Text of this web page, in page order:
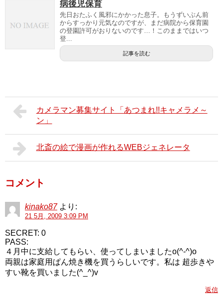
病後児保育
先日おたふく風邪にかかった息子。もうずいぶん前
からすっかり元気なのですが、まだ病院から保育園
の登園許可がおりないのです…！このままではいつ
登...
記事を読む
カメラマン募集サイト「あつまれ!!キャメラメ～
ン」
北斎の絵で漫画が作れるWEBジェネレータ
コメント
kinako87 より:
21 5月, 2009 3:09 PM
SECRET: 0
PASS:
４月中に支給してもらい、使ってしまいましたo(^-^)o
両親は家庭用ぱん焼き機を買うらしいです。私は 超歩きや
すい靴を買いました(^_^)v
返信